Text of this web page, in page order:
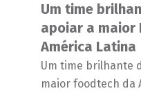
Um time
apoiar a maior
América Latina
Um time brilhante
maior foodtech da